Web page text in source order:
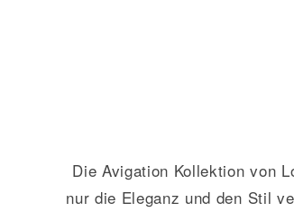
Die Avigation Kollektion von
nur die Eleganz und den Stil